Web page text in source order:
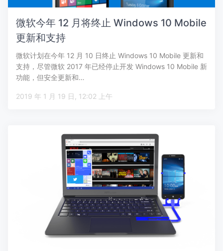
微软今年 12 月将终止 Windows 10 Mobile
更新和支持
微软计划在今年 12 月 10 日终止 Windows 10 Mobile 更新和
支持，尽管微软 2017 年已经停止开发 Windows 10 Mobile 新
功能，但安全更新和…
2019 年 1 月 19 日, 12:02 上午